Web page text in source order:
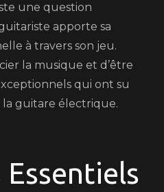
une question
apporte sa
à travers son jeu.
la musique et d’être
qui ont su
la guitare électrique.
Essentiels